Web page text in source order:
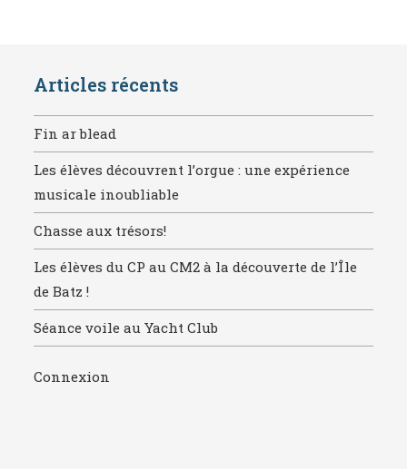
Articles récents
Fin ar blead
Les élèves découvrent l’orgue : une expérience
musicale inoubliable
Chasse aux trésors!
Les élèves du CP au CM2 à la découverte de l’Île
de Batz !
Séance voile au Yacht Club
Connexion